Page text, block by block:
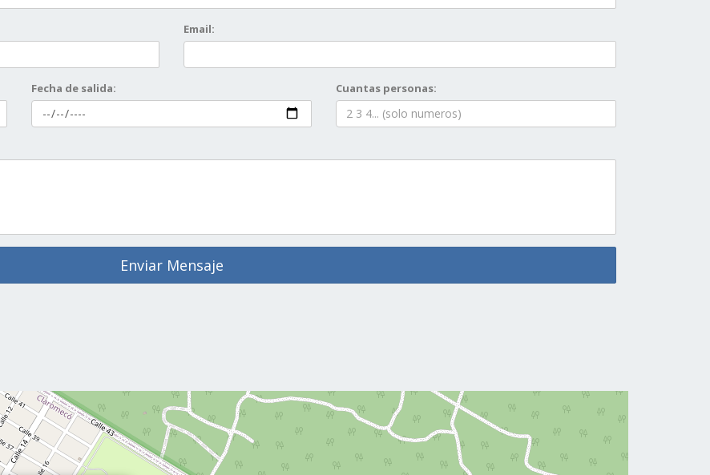
Email:
Fecha de salida: Cuantas personas:
Enviar Mensaje